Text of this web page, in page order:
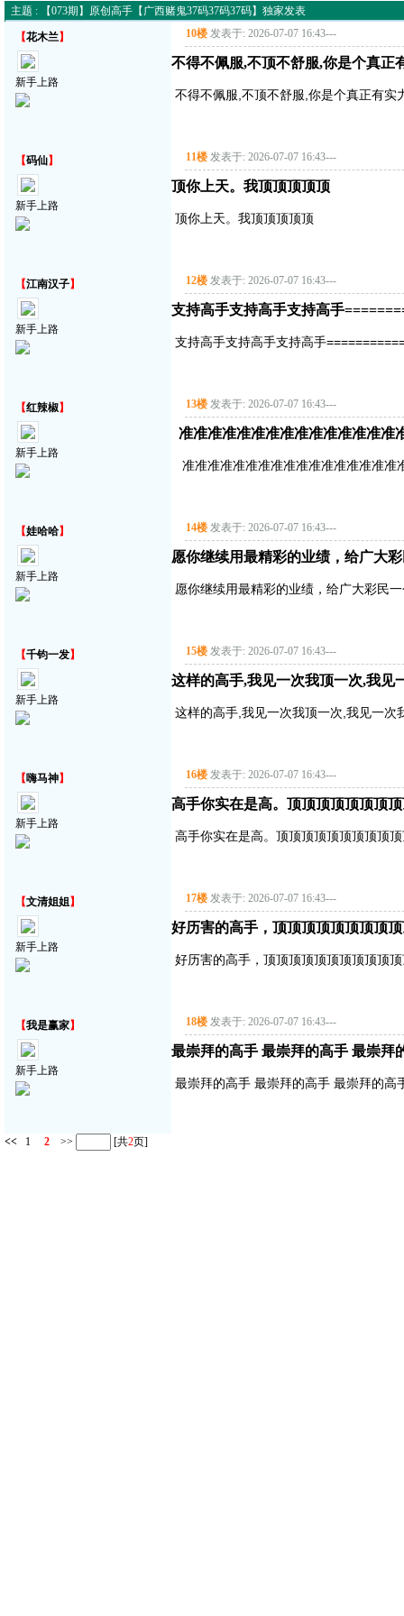
主题 : 【073期】原创高手【广西赌鬼37码37码37码】独家发表
【花木兰】
新手上路
10楼 发表于: 2026-07-07 16:43---
不得不佩服,不顶不舒服,你是个真正
不得不佩服,不顶不舒服,你是个真正有实
【码仙】
新手上路
11楼 发表于: 2026-07-07 16:43---
顶你上天。我顶顶顶顶顶
顶你上天。我顶顶顶顶顶
【江南汉子】
新手上路
12楼 发表于: 2026-07-07 16:43---
支持高手支持高手支持高手
支持高手支持高手支持高手
【红辣椒】
新手上路
13楼 发表于: 2026-07-07 16:43---
准准准准准准准准准准准准准准准
准准准准准准准准准准准准准准准准准
【娃哈哈】
新手上路
14楼 发表于: 2026-07-07 16:43---
愿你继续用最精彩的业绩，给广大
愿你继续用最精彩的业绩，给广大彩民
【千钧一发】
新手上路
15楼 发表于: 2026-07-07 16:43---
这样的高手,我见一次我顶一次,我见
这样的高手,我见一次我顶一次,我见一次
【嗨马神】
新手上路
16楼 发表于: 2026-07-07 16:43---
高手你实在是高。顶顶顶顶顶顶顶
高手你实在是高。顶顶顶顶顶顶顶顶顶
【文清姐姐】
新手上路
17楼 发表于: 2026-07-07 16:43---
好历害的高手，顶顶顶顶顶顶顶顶
好历害的高手，顶顶顶顶顶顶顶顶顶顶
【我是赢家】
新手上路
18楼 发表于: 2026-07-07 16:43---
最崇拜的高手 最崇拜的高手 最崇拜
最崇拜的高手 最崇拜的高手 最崇拜的高
<< 1 2 >> [共2页]